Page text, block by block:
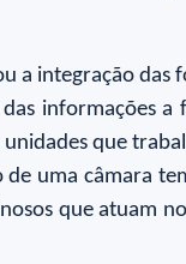
a integração das
informações a
que
de uma câmara
que atuam